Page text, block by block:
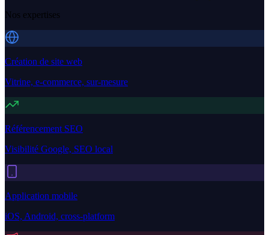
Nos expertises
Création de site web
Vitrine, e-commerce, sur-mesure
Référencement SEO
Visibilité Google, SEO local
Application mobile
iOS, Android, cross-platform